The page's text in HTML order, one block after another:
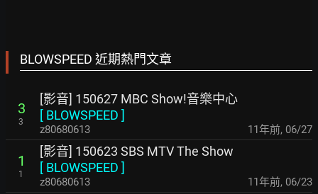
BLOWSPEED 近期熱門文章
3
3
[影音] 150627 MBC Show!音樂中心
[ BLOWSPEED ]
z80680613 11年前, 06/27
1
1
[影音] 150623 SBS MTV The Show
[ BLOWSPEED ]
z80680613 11年前, 06/23